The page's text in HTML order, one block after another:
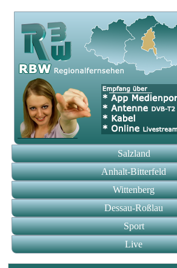
Salzland
Anhalt-Bitterfeld
Wittenberg
Dessau-Roßlau
Sport
Live